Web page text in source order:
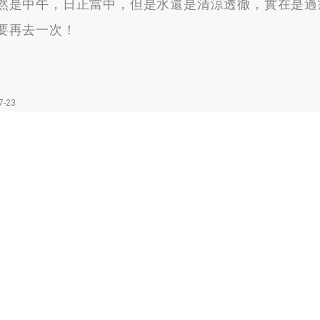
是中午 ， 日正當中 ， 但是水還是清涼透徹 ， 實在是
再去一次！
23